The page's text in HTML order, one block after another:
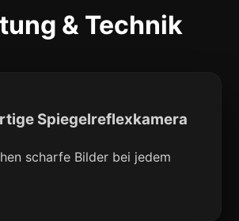
& Technik
Spiegelreflexkamera
scharfe Bilder bei jedem